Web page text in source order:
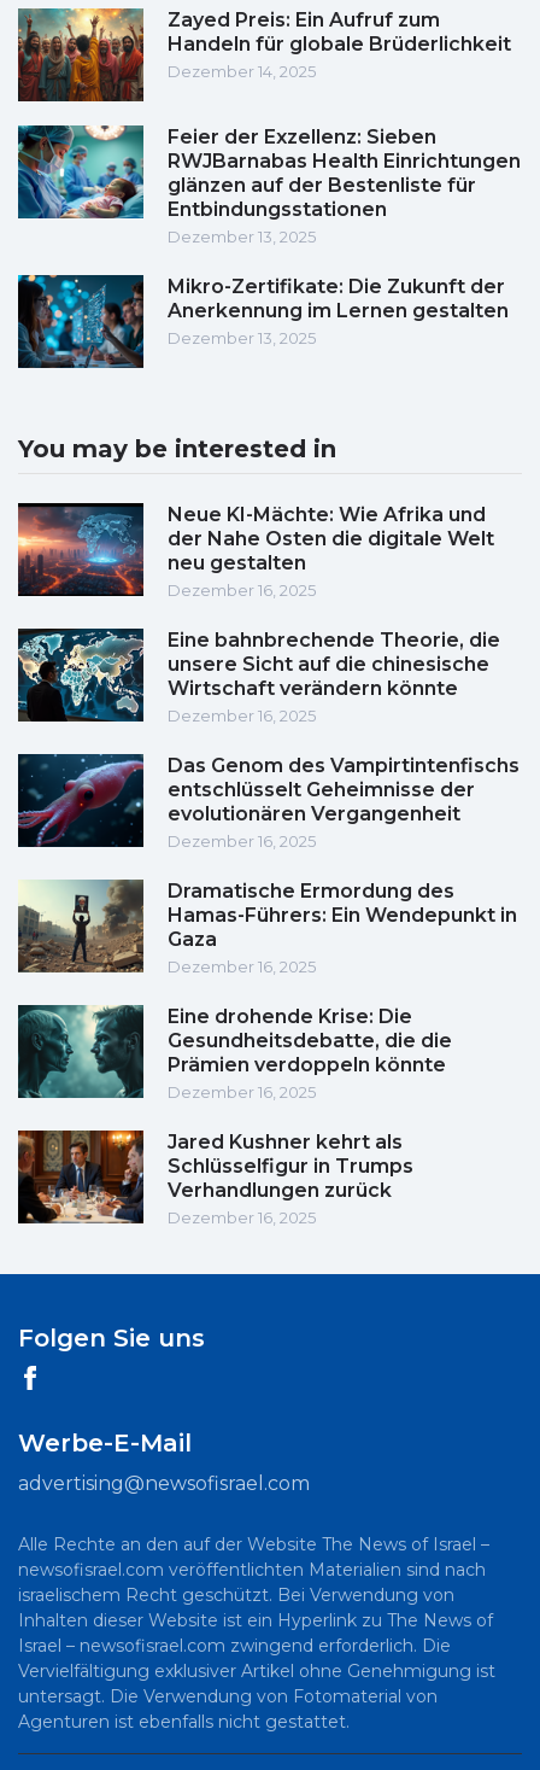
Zayed Preis: Ein Aufruf zum
Handeln für globale Brüderlichkeit
Dezember 14, 2025
Feier der Exzellenz: Sieben
RWJBarnabas Health Einrichtungen
glänzen auf der Bestenliste für
Entbindungsstationen
Dezember 13, 2025
Mikro-Zertifikate: Die Zukunft der
Anerkennung im Lernen gestalten
Dezember 13, 2025
You may be interested in
Neue KI-Mächte: Wie Afrika und
der Nahe Osten die digitale Welt
neu gestalten
Dezember 16, 2025
Eine bahnbrechende Theorie, die
unsere Sicht auf die chinesische
Wirtschaft verändern könnte
Dezember 16, 2025
Das Genom des Vampirtintenfischs
entschlüsselt Geheimnisse der
evolutionären Vergangenheit
Dezember 16, 2025
Dramatische Ermordung des
Hamas-Führers: Ein Wendepunkt in
Gaza
Dezember 16, 2025
Eine drohende Krise: Die
Gesundheitsdebatte, die die
Prämien verdoppeln könnte
Dezember 16, 2025
Jared Kushner kehrt als
Schlüsselfigur in Trumps
Verhandlungen zurück
Dezember 16, 2025
Folgen Sie uns
Werbe-E-Mail
advertising@newsofisrael.com
Alle Rechte an den auf der Website The News of Israel –
newsofisrael.com veröffentlichten Materialien sind nach
israelischem Recht geschützt. Bei Verwendung von
Inhalten dieser Website ist ein Hyperlink zu The News of
Israel – newsofisrael.com zwingend erforderlich. Die
Vervielfältigung exklusiver Artikel ohne Genehmigung ist
untersagt. Die Verwendung von Fotomaterial von
Agenturen ist ebenfalls nicht gestattet.